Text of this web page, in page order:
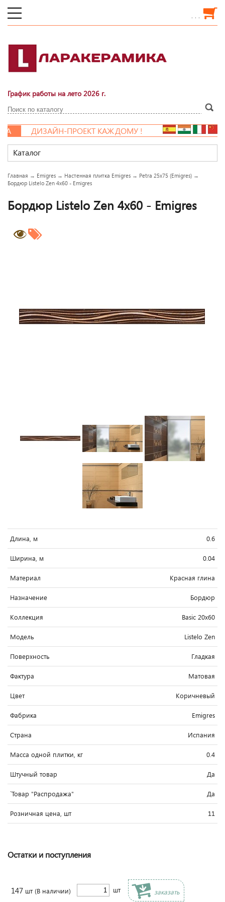
. . .
График работы на лето 2026 г.
ДИЗАЙН-ПРОЕКТ КАЖДОМУ !
Каталог
Главная → Emigres → Настенная плитка Emigres → Petra 25x75 (Emigres) →
Бордюр Listelo Zen 4x60 - Emigres
Бордюр Listelo Zen 4x60 - Emigres
Длина, м 0.6
Ширина, м 0.04
Материал Красная глина
Назначение Бордюр
Коллекция Basic 20x60
Модель Listelo Zen
Поверхность Гладкая
Фактура Матовая
Цвет Коричневый
Фабрика Emigres
Страна Испания
Масса одной плитки, кг 0.4
Штучный товар Да
`Товар "Распродажа" Да
Розничная цена, шт 11
Остатки и поступления
147 шт(В наличии) шт заказать